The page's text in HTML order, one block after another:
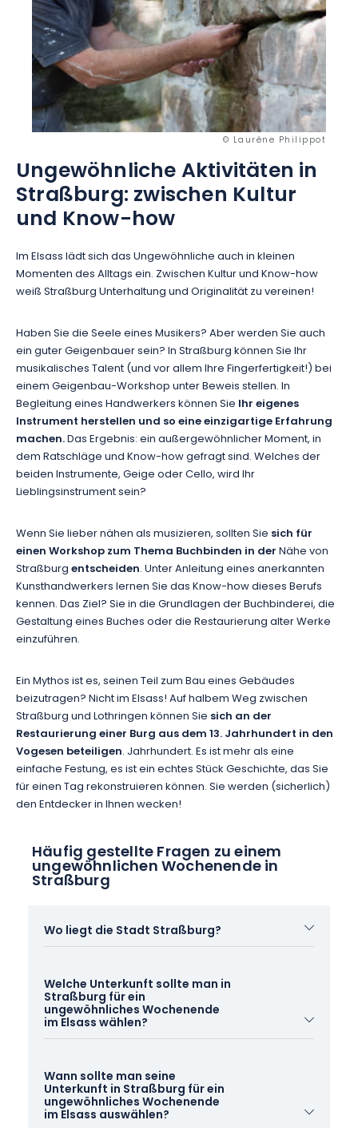
© Laurène Philippot
Ungewöhnliche Aktivitäten in
Straßburg: zwischen Kultur
und Know-how
Im Elsass lädt sich das Ungewöhnliche auch in kleinen
Momenten des Alltags ein. Zwischen Kultur und Know-how
weiß Straßburg Unterhaltung und Originalität zu vereinen!
Haben Sie die Seele eines Musikers? Aber werden Sie auch
ein guter Geigenbauer sein? In Straßburg können Sie Ihr
musikalisches Talent (und vor allem Ihre Fingerfertigkeit!) bei
einem Geigenbau-Workshop unter Beweis stellen. In
Begleitung eines Handwerkers können Sie Ihr eigenes
Instrument herstellen und so eine einzigartige Erfahrung
machen.Das Ergebnis: ein außergewöhnlicher Moment, in
dem Ratschläge und Know-how gefragt sind. Welches der
beiden Instrumente, Geige oder Cello, wird Ihr
Lieblingsinstrument sein?
Wenn Sie lieber nähen als musizieren, sollten Sie sich für
einen Workshop zum Thema Buchbinden in derNähe von
Straßburgentscheiden. Unter Anleitung eines anerkannten
Kunsthandwerkers lernen Sie das Know-how dieses Berufs
kennen. Das Ziel? Sie in die Grundlagen der Buchbinderei, die
Gestaltung eines Buches oder die Restaurierung alter Werke
einzuführen.
Ein Mythos ist es, seinen Teil zum Bau eines Gebäudes
beizutragen? Nicht im Elsass! Auf halbem Weg zwischen
Straßburg und Lothringen können Sie sich an der
Restaurierung einer Burg aus dem 13. Jahrhundert in den
Vogesen beteiligen. Jahrhundert. Es ist mehr als eine
einfache Festung, es ist ein echtes Stück Geschichte, das Sie
für einen Tag rekonstruieren können. Sie werden (sicherlich)
den Entdecker in Ihnen wecken!
Häufig gestellte Fragen zu einem
ungewöhnlichen Wochenende in
Straßburg
Wo liegt die Stadt Straßburg?
Frankreichs, imElsass. Die Stadt liegt in der Nähe
von ikonischen elsässischen Städten wie Colmar
oderMulhouse.
Welche Unterkunft sollte man in
Straßburg für ein
ungewöhnliches Wochenende
im Elsass wählen?
eines jeden erfolgreichen ungewöhnlichen
Aufenthalts! Was auch immer Ihre Vorlieben sind,
in der Stadt Straßburg und ihrer Umgebung gibt
Wann sollte man seine
Unterkunft in Straßburg für ein
ungewöhnliches Wochenende
im Elsass auswählen?